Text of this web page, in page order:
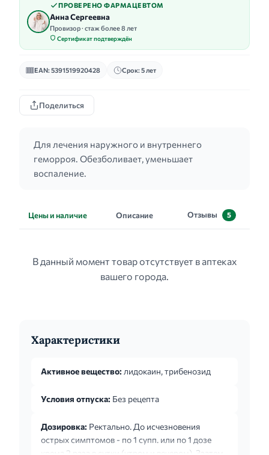
ПРОВЕРЕНО ФАРМАЦЕВТОМ
Анна Сергеевна
Провизор · стаж более 8 лет
Сертификат подтверждён
EAN: 5391519920428 Срок: 5 лет
Поделиться
Для лечения наружного и внутреннего
геморроя. Обезболивает, уменьшает
воспаление.
Цены и наличие Описание Отзывы 5
В данный момент товар отсутствует в аптеках
вашего города.
Характеристики
Активное вещество: лидокаин, трибенозид
Условия отпуска: Без рецепта
Дозировка: Ректально. До исчезновения
острых симптомов - по 1 супп. или по 1 дозе
крема 2 раза в сутки (утром и вечером). Ззатем